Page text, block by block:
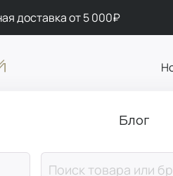
доставка от 5 000₽
Блог